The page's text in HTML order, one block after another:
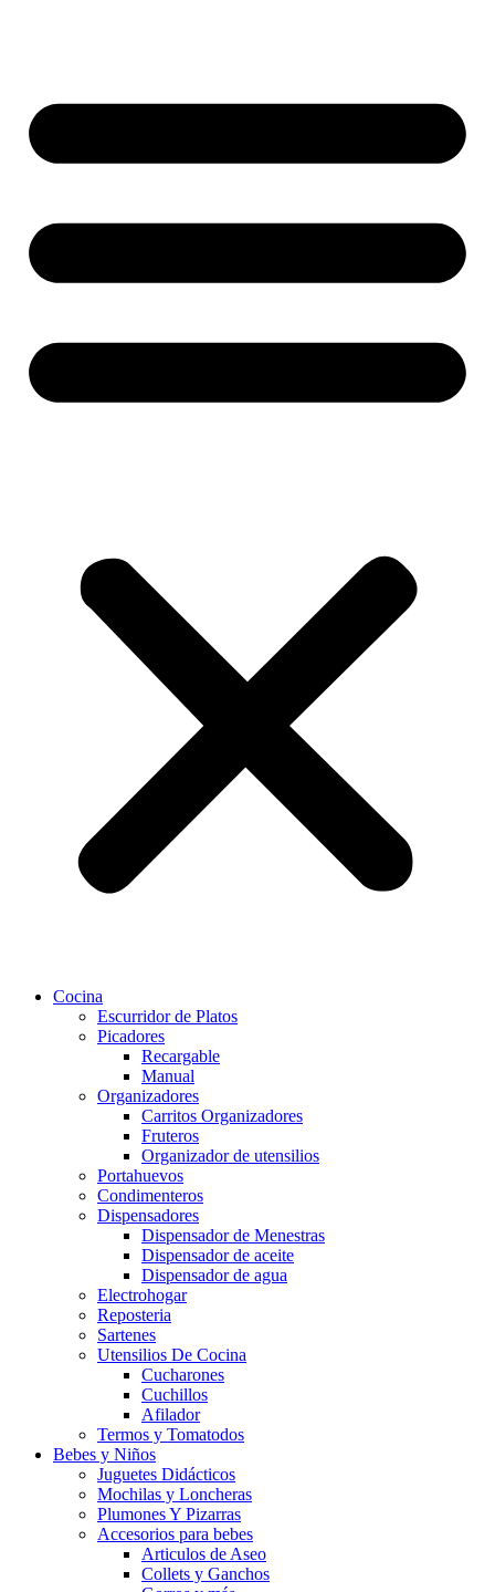
Cocina
Escurridor de Platos
Picadores
Recargable
Manual
Organizadores
Carritos Organizadores
Fruteros
Organizador de utensilios
Portahuevos
Condimenteros
Dispensadores
Dispensador de Menestras
Dispensador de aceite
Dispensador de agua
Electrohogar
Reposteria
Sartenes
Utensilios De Cocina
Cucharones
Cuchillos
Afilador
Termos y Tomatodos
Bebes y Niños
Juguetes Didácticos
Mochilas y Loncheras
Plumones Y Pizarras
Accesorios para bebes
Articulos de Aseo
Collets y Ganchos